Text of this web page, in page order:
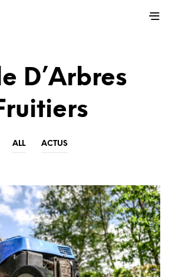
D’Arbres
ALL ACTUS